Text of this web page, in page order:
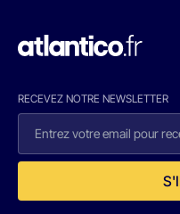
RECEVEZ NOTRE NEWSLETTER